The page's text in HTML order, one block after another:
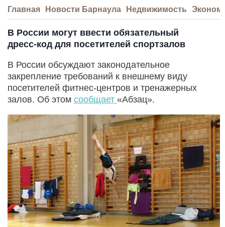
Главная Новости Барнаула Недвижимость
В России могут ввести обязательный
дресс‑код для посетителей спортзалов
В России обсуждают законодательное
закрепление требований к внешнему виду
посетителей фитнес‑центров и тренажерных
залов. Об этом сообщает «Абзац».